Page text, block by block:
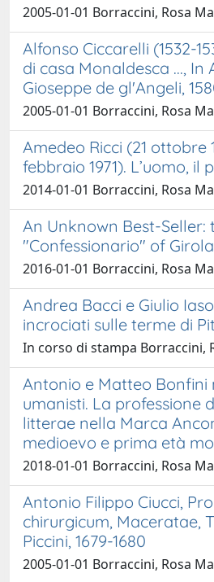
2005-01-01 Borraccini, Rosa
Alfonso Ciccarelli (1532-
di casa Monaldesca ..., In
Gioseppe de gl'Angeli,
2005-01-01 Borraccini, Rosa
Amedeo Ricci (21 ottobre
febbraio 1971). L’uomo, il
2014-01-01 Borraccini, Rosa
An Unknown Best-Seller:
"Confessionario" of
2016-01-01 Borraccini, Rosa
Andrea Bacci e Giulio
incrociati sulle terme di
In corso di stampa Borraccini,
Antonio e Matteo Bonfini
umanisti. La professione
litterae nella Marca
medioevo e prima età
2018-01-01 Borraccini, Rosa
Antonio Filippo Ciucci,
chirurgicum, Maceratae,
Piccini, 1679-1680
2005-01-01 Borraccini, Rosa